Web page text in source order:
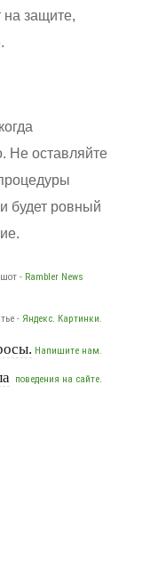
на защите,
Не оставляйте
будет ровный
- Rambler News
- Яндекс. Картинки.
Напишите нам.
поведения на сайте.